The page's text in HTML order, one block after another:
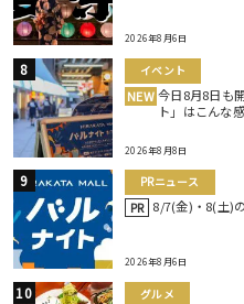
2026年8月6日
イベント
NEW 今日8月8日も
ト」はこんな
2026年8月8日
PRニュース
PR 8/7(金)・8(土)
2026年8月6日
グルメ